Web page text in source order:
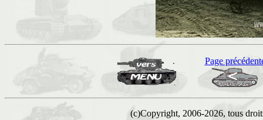
Page
(c)Copyright, 2006-2026, tous